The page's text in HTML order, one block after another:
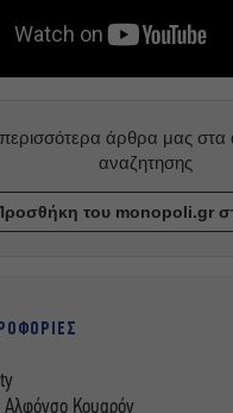
περισσότερα άρθρα μας
αναζητησης
του monopoli.gr
Αλφόνσο Κουαρόν